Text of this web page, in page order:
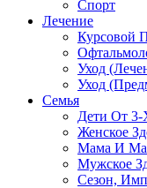
Спорт
Лечение
Курсовой
Уход
Уход
Семья
Дети От
Женское
Мама И
Мужское
Сезон,